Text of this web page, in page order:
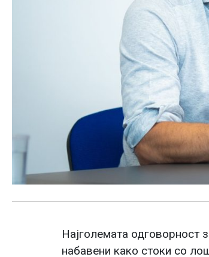
Најголемата одговорност
набавени како стоки со